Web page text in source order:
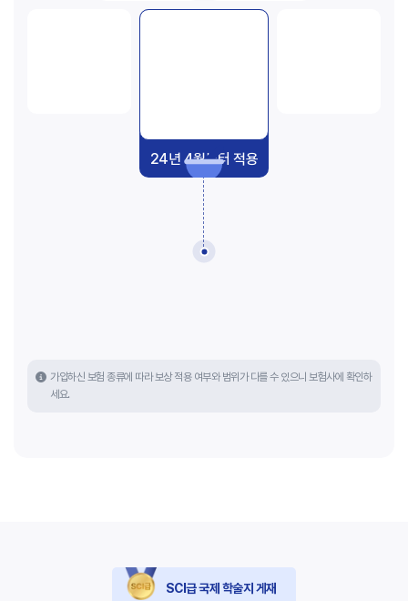
치료 한약(첩약)
24년 4월부터 적용
실손보험청구가능 본인부담률 30~40%
가입하신 보험 종류에 따라 보상 적용 여부와 범위가 다를 수 있으니 보험사에 확인하
세요.
SCI급 국제 학술지 게재